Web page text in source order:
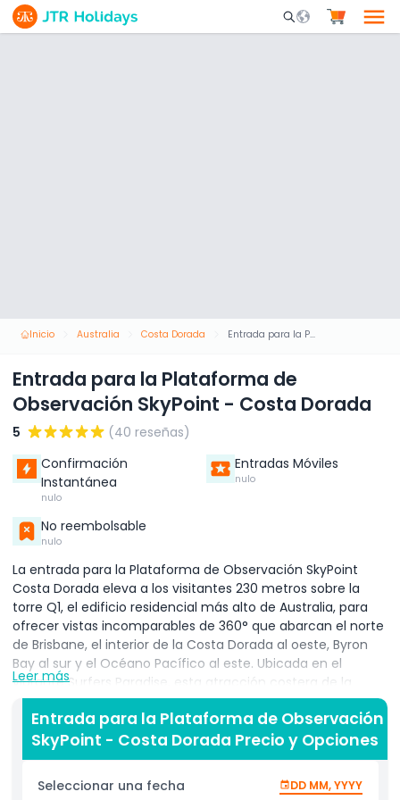
Mobile Search
Inicio Australia Costa Dorada Entrada para la Plataforma de Observación SkyPoint - Costa Dorada
Entrada para la Plataforma de
Observación SkyPoint - Costa Dorada
5
(40 reseñas)
Confirmación
Instantánea
nulo
Entradas Móviles
nulo
No reembolsable
nulo
La entrada para la Plataforma de Observación SkyPoint
Costa Dorada eleva a los visitantes 230 metros sobre la
torre Q1, el edificio residencial más alto de Australia, para
ofrecer vistas incomparables de 360° que abarcan el norte
de Brisbane, el interior de la Costa Dorada al oeste, Byron
Bay al sur y el Océano Pacífico al este. Ubicada en el
vibrante Surfers Paradise, esta atracción costera de la
Costa Dorada ofrece panoramas con paredes de vidrio
perfectas para avistar ballenas, tormentas y brillantes
horizontes nocturnos. La plataforma de doble nivel en los
pisos 77-78 cuenta con exposiciones interactivas, una
estación meteorológica, una pequeña sala de
proyecciones y el SkyPoint Bar + Bistro que sirve café,
Leer más
Entrada para la Plataforma de Observación
SkyPoint - Costa Dorada Precio y Opciones
Seleccionar una fecha DD MM, YYYY